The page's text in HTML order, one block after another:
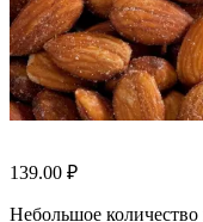
139.00 ₽
Небольшое